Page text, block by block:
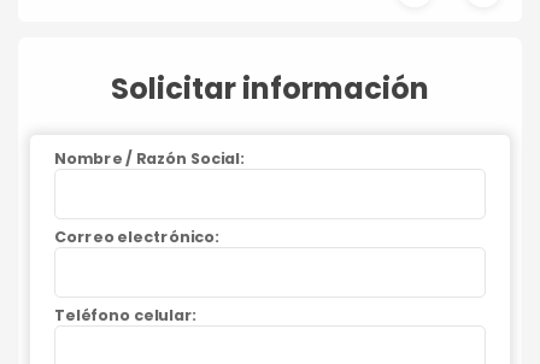
Solicitar información
Nombre / Razón Social:
Correo electrónico:
Teléfono celular: